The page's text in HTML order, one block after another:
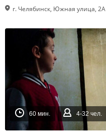
г. Челябинск, Южная улица, 2А
60 мин. 4-32 чел.